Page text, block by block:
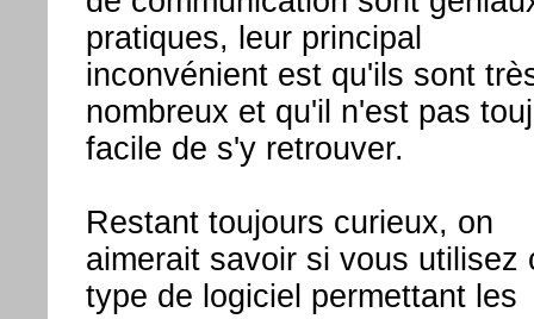
pratiques, leur principal
inconvénient est qu'ils sont
nombreux et qu'il n'est pas
facile de s'y retrouver.
Restant toujours curieux, on
aimerait savoir si vous utilisez
type de logiciel permettant les